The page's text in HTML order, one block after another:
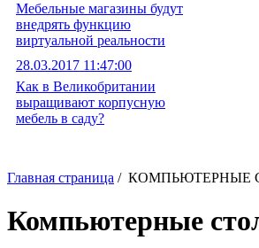
Мебельные магазины будут
внедрять функцию
виртуальной реальности
28.03.2017 11:47:00
Как в Великобритании
выращивают корпусную
мебель в саду?
Главная страница / КОМПЬЮТЕРНЫЕ
Компьютерные